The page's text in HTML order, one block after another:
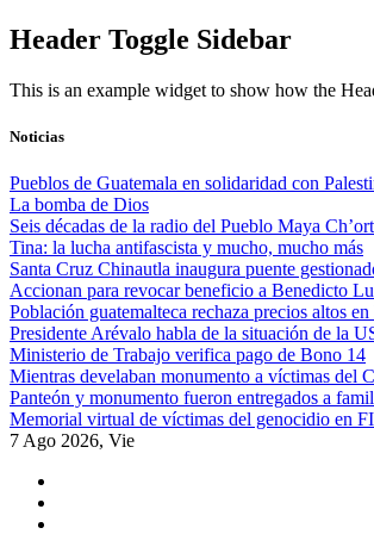
Skip
to
Header Toggle Sidebar
This is an example widget to show how the
Noticias
Pueblos de Guatemala en solidaridad con
La bomba de Dios
Seis décadas de la radio del Pueblo Maya
Tina: la lucha antifascista y mucho, mucho más
Santa Cruz Chinautla inaugura puente
Accionan para revocar beneficio a Benedicto
Población guatemalteca rechaza precios altos
Presidente Arévalo habla de la situación de la
Ministerio de Trabajo verifica pago de Bono 14
Mientras develaban monumento a víctimas del
Panteón y monumento fueron entregados a
Memorial virtual de víctimas del genocidio en
7 Ago 2026, Vie